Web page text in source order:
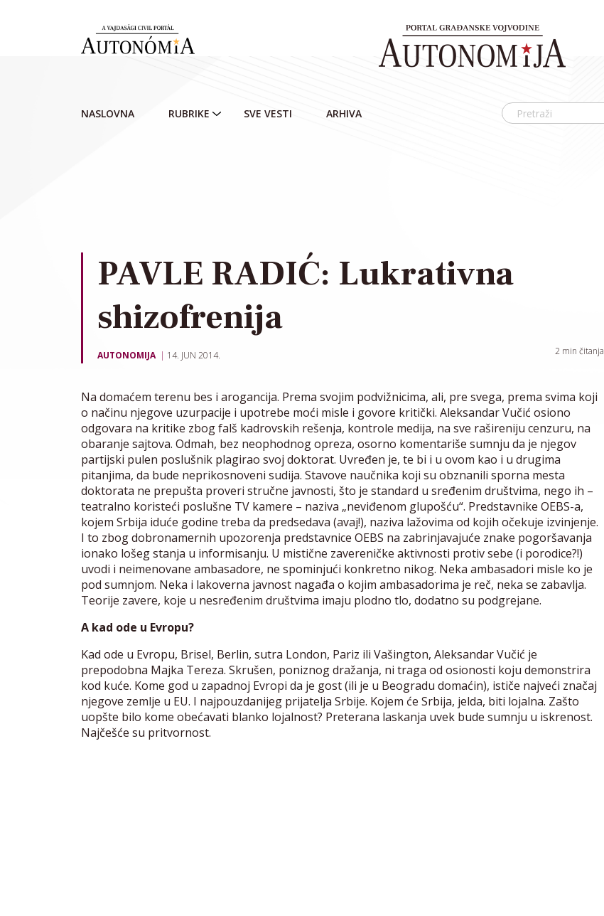
NASLOVNA RUBRIKE SVE VESTI ARHIVA
PAVLE RADIĆ: Lukrativna
shizofrenija
AUTONOMIJA 14. JUN 2014. 2 min čitanja
Na domaćem terenu bes i arogancija. Prema svojim podvižnicima, ali, pre svega, prema svima koji
o načinu njegove uzurpacije i upotrebe moći misle i govore kritički. Aleksandar Vučić osiono
odgovara na kritike zbog falš kadrovskih rešenja, kontrole medija, na sve rašireniju cenzuru, na
obaranje sajtova. Odmah, bez neophodnog opreza, osorno komentariše sumnju da je njegov
partijski pulen poslušnik plagirao svoj doktorat. Uvređen je, te bi i u ovom kao i u drugima
pitanjima, da bude neprikosnoveni sudija. Stavove naučnika koji su obznanili sporna mesta
doktorata ne prepušta proveri stručne javnosti, što je standard u sređenim društvima, nego ih –
teatralno koristeći poslušne TV kamere – naziva „neviđenom glupošću“. Predstavnike OEBS-a,
kojem Srbija iduće godine treba da predsedava (avaj!), naziva lažovima od kojih očekuje izvinjenje.
I to zbog dobronamernih upozorenja predstavnice OEBS na zabrinjavajuće znake pogoršavanja
ionako lošeg stanja u informisanju. U mistične zavereničke aktivnosti protiv sebe (i porodice?!)
uvodi i neimenovane ambasadore, ne spominjući konkretno nikog. Neka ambasadori misle ko je
pod sumnjom. Neka i lakoverna javnost nagađa o kojim ambasadorima je reč, neka se zabavlja.
Teorije zavere, koje u nesređenim društvima imaju plodno tlo, dodatno su podgrejane.
A kad ode u Evropu?
Kad ode u Evropu, Brisel, Berlin, sutra London, Pariz ili Vašington, Aleksandar Vučić je
prepodobna Majka Tereza. Skrušen, poniznog dražanja, ni traga od osionosti koju demonstrira
kod kuće. Kome god u zapadnoj Evropi da je gost (ili je u Beogradu domaćin), ističe najveći značaj
njegove zemlje u EU. I najpouzdanijeg prijatelja Srbije. Kojem će Srbija, jelda, biti lojalna. Zašto
uopšte bilo kome obećavati blanko lojalnost? Preterana laskanja uvek bude sumnju u iskrenost.
Najčešće su pritvornost.